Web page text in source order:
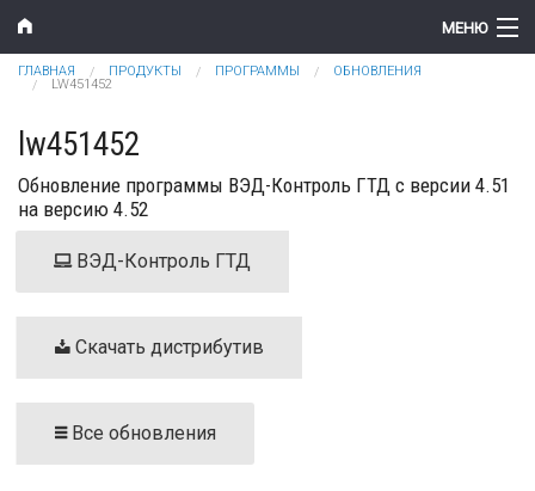
Перейти к основному содержанию
МЕНЮ
Компания
Новости
Продукты
Поддержка
Контакты
Вы здесь
ГЛАВНАЯ ПРОДУКТЫ ПРОГРАММЫ
ОБНОВЛЕНИЯ
LW451452
lw451452
Обновление программы ВЭД-Контроль ГТД с версии 4.51
на версию 4.52
ВЭД-Контроль ГТД
Скачать дистрибутив
Все обновления